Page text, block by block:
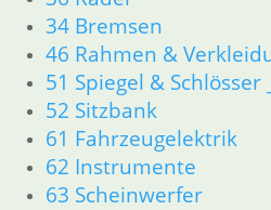
34 Bremsen
46 Rahmen &
51 Spiegel & Schlösser
52 Sitzbank
61 Fahrzeugelektrik
62 Instrumente
63 Scheinwerfer